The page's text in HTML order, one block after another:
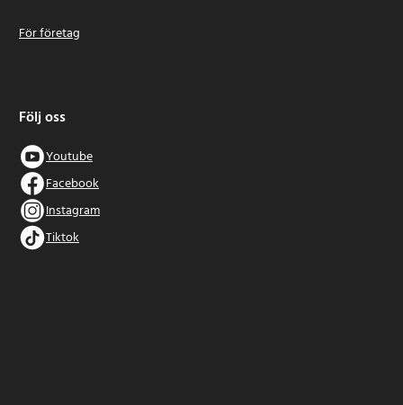
För företag
Följ oss
Youtube
Facebook
Instagram
Tiktok